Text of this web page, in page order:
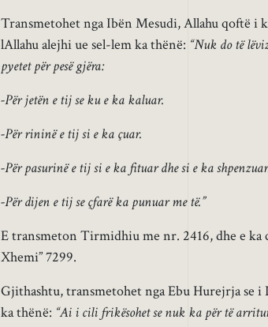
Transmetohet nga Ibën Mesudi, Allahu qoftë i
lAllahu alejhi ue sel-lem ka thënë: “Nuk do të
pyetet për pesë gjëra:
-Për jetën e tij se ku e ka kaluar.
-Për rininë e tij si e ka çuar.
-Për pasurinë e tij si e ka fituar dhe si e ka
-Për dijen e tij se çfarë ka punuar me të.”
E transmeton Tirmidhiu me nr. 2416, dhe e ka
Xhemi” 7299.
Gjithashtu, transmetohet nga Ebu Hurejrja se
ka thënë: “Ai i cili frikësohet se nuk ka për të